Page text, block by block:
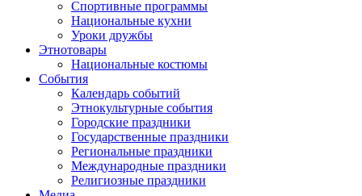
Спортивные программы
Национальные кухни
Уроки дружбы
Этнотовары
Национальные костюмы
События
Календарь событий
Этнокультурные события
Городские праздники
Государственные праздники
Региональные праздники
Международные праздники
Религиозные праздники